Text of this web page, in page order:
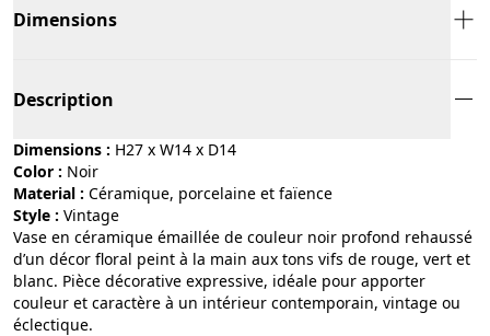
Dimensions
Description
Dimensions : H27 x W14 x D14
Color :
noir
Material :
céramique, porcelaine et faïence
Style :
vintage
Vase en céramique émaillée de couleur noir profond rehaussé
d’un décor floral peint à la main aux tons vifs de rouge, vert et
blanc. Pièce décorative expressive, idéale pour apporter
couleur et caractère à un intérieur contemporain, vintage ou
éclectique.